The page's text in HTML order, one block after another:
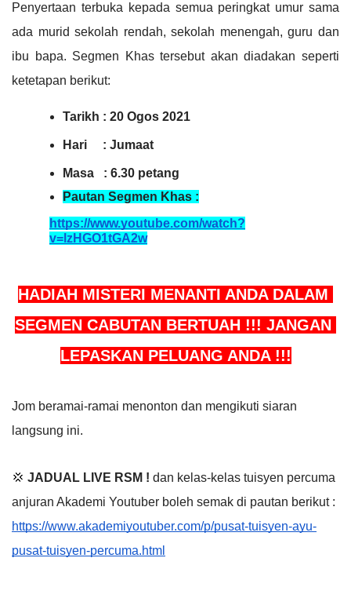
Penyertaan terbuka kepada semua peringkat umur sama
ada murid sekolah rendah, sekolah menengah, guru dan
ibu bapa. Segmen Khas tersebut akan diadakan seperti
ketetapan berikut:
Tarikh : 20 Ogos 2021
Hari     : Jumaat
Masa   : 6.30 petang
Pautan Segmen Khas :
https://www.youtube.com/watch?
v=lzHGO1tGA2w
HADIAH MISTERI MENANTI ANDA DALAM
SEGMEN CABUTAN BERTUAH !!! JANGAN
LEPASKAN PELUANG ANDA !!!
Jom beramai-ramai menonton dan mengikuti siaran
langsung ini.
💢 JADUAL LIVE RSM ! dan kelas-kelas tuisyen percuma
anjuran Akademi Youtuber boleh semak di pautan berikut :
https://www.akademiyoutuber.com/p/pusat-tuisyen-ayu-
pusat-tuisyen-percuma.html